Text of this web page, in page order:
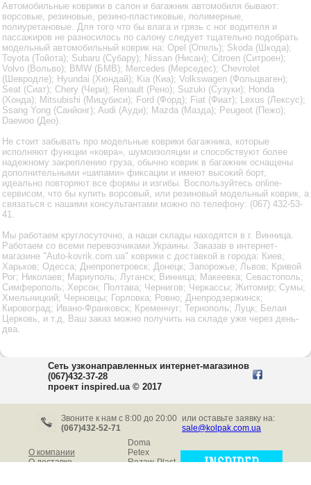
Автомобильные коврики в салон и багажник автомобиля бывают:
ворсовые, резиновые, резино-пластиковые, полимерные,
полиуретановые. Для того что бы влага и грязь с ног водителя и
пассажиров не разносилось по салону следует тщательно подобрать
модельный автомобильный коврик на: Opel (Опель); Skoda (Шкода);
Toyota (Тойота); Subaru (Субару); Nissan (Нисан); Citroen (Ситроен);
Volvo (Вольво); BMW (БМВ); Mercedes (Мерседес); Chevrolet
(Шевродле); Hyundai (Хюндай); Kia (Киа); Volkswagen (Фольцваген);
Seat (Сиат); Chery (Чери); Renault (Рено); Suzuki (Сузуки); Honda
(Хонда); Mitsubishi (Мицубиси); Ford (Форд); Fiat (Фиат); Lexus (Лексус);
Ssang Yong (Санйонг); Audi (Ауди); Mazda (Мазда); Peugeot (Пежо);
Daewoo (Део).
Не стоит забывать про модельные коврики багажника, которые
исполняют функции «ковра», шумоизоляции и способствуют более
надежному закреплению груза, обычно коврик в багажник оснащены
дополнительными «шипами» фиксации и имеют высокий борт,
идеально повторяют все формы и изгибы. Воспользуйтесь online-
сервисом, что бы купить ворсовый, или резиновый модельный коврик, а
связаться с нашими консультантами можно по телефону: (067) 432-53-
41.
Мы работаем круглосуточно, а наши склады находятся в г. Винница.
Работаем со всеми перевозчиками Украины. Заказав в интернет-
магазине "Auto-kovrik.com.ua" коврики с доставкой в города: Киев;
Харьков; Одесса; Днепропетровск; Донецк; Запорожье; Львов; Кривой
Рог; Николаев; Мариуполь; Луганск; Винница; Макеевка; Севастополь;
Симферополь; Херсон; Полтава; Чернигов; Черкассы; Житомир; Сумы;
Хмельницкий; Черновцы; Горловка; Ровно; Днепродзержинск;
Кировоград; Ивано-Франковск; Кременчуг; Тернополь; Луцк; Белая
Церковь, и т.д, Ваш заказ можно получить на складе уже через день-
два.
Сеть узконаправленных интернет-магазинов
(067)432-37-28
проект inspired.ua © 2017
Звоните к нам c 8:00 до 20:00
(067)432-52-71
или оставьте заявку на:
sale@kolpak.com.ua
О компании
О доставке
Doma
Petex
Rezaw-Plast